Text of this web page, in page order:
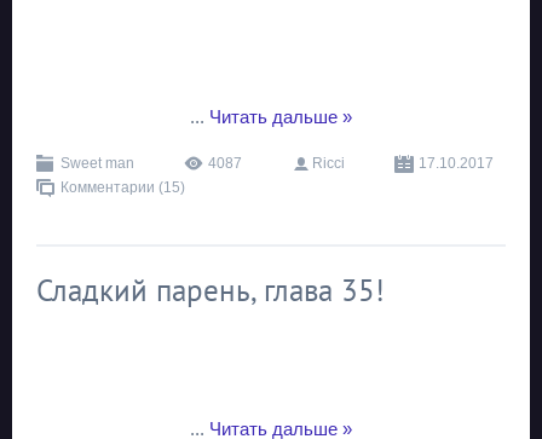
... Читать дальше »
Sweet man 4087 Ricci
17.10.2017
Комментарии (15)
Сладкий парень, глава 35!
... Читать дальше »